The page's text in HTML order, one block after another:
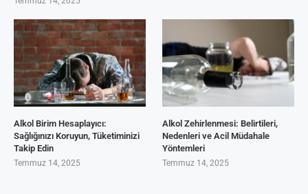
Alkol Birim Hesaplayıcı:
Sağlığınızı Koruyun, Tüketiminizi
Takip Edin
Temmuz 14, 2025
Alkol Zehirlenmesi: Belirtileri,
Nedenleri ve Acil Müdahale
Yöntemleri
Temmuz 14, 2025